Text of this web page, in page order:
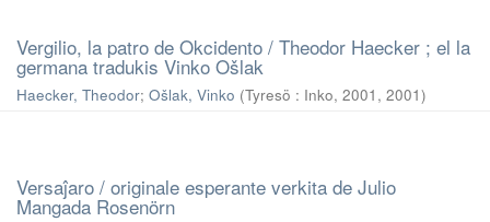
Vergilio, la patro de Okcidento / Theodor Haecker ; el la
germana tradukis Vinko Ošlak
Haecker, Theodor; Ošlak, Vinko (Tyresö : Inko, 2001 , 2001)
Versaĵaro / originale esperante verkita de Julio
Mangada Rosenörn